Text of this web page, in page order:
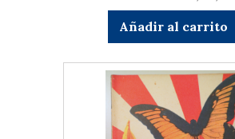
Añadir al carrito